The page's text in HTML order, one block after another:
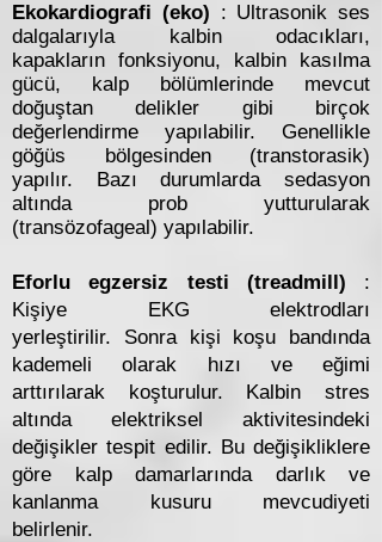
Ekokardiografi (eko) : Ultrasonik ses
dalgalarıyla kalbin odacıkları,
kapakların fonksiyonu, kalbin kasılma
gücü, kalp bölümlerinde mevcut
doğuştan delikler gibi birçok
değerlendirme yapılabilir. Genellikle
göğüs bölgesinden (transtorasik)
yapılır. Bazı durumlarda sedasyon
altında prob yutturularak
(transözofageal) yapılabilir.
Eforlu egzersiz testi (treadmill) :
Kişiye EKG elektrodları
yerleştirilir. Sonra kişi koşu bandında
kademeli olarak hızı ve eğimi
arttırılarak koşturulur. Kalbin stres
altında elektriksel aktivitesindeki
değişikler tespit edilir. Bu değişikliklere
göre kalp damarlarında darlık ve
kanlanma kusuru mevcudiyeti
belirlenir.